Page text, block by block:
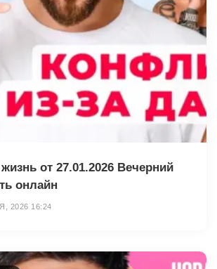
от 27.01.2026 Вечерний
онлайн
2026 16:24